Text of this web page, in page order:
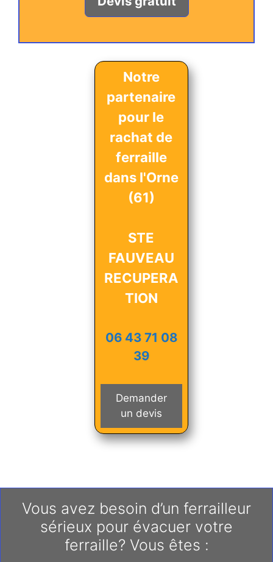
Notre
partenaire
pour le
rachat de
ferraille
dans l'Orne
(61)
STE
FAUVEAU
RECUPERA
TION
06 43 71 08
39
Demander
un devis
Vous avez besoin d’un ferrailleur
sérieux pour évacuer votre
ferraille? Vous êtes :